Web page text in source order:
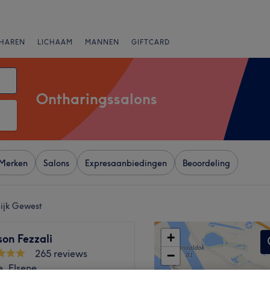
LICHAAM MANNEN GIFTCARD
Ontharingssalons
Salons Expresaanbiedingen Beoordeling
Gewest
Fezzali
265 reviews
Elsene
+
−